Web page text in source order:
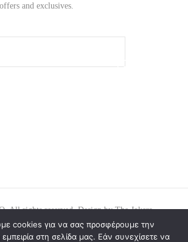
and exclusives.
. All rights reserved. Design byThe Jokers.
cookies για να σας προσφέρουμε την
στη σελίδα μας. Εάν συνεχίσετε να